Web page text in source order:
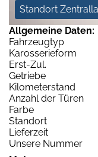
Standort
Allgemeine Daten:
Fahrzeugtyp
Karosserieform
Erst-Zul.
Getriebe
Kilometerstand
Anzahl der Türen
Farbe
Standort
Lieferzeit
Unsere Nummer